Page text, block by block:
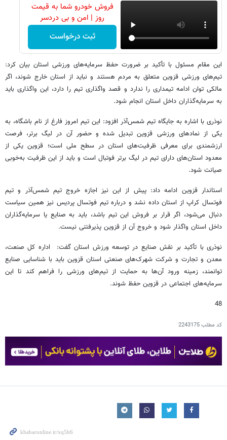
فروش خودرو شما به قیمت
روز | امن و بی دردسر
ثبت درخواست
این مقام مسئول با تأکید بر ضرورت حفظ سرمایه‌های ورزشی استان بیان کرد:
تیم‌های ورزشی قزوین متعلق به مردم هستند و نباید از استان خارج شوند، اگر
مالکی توان ادامه تیمداری را ندارد و قصد واگذاری تیم را دارد، این واگذاری باید
به سرمایه‌گذاران داخل استان انجام شود.
نوذری با اشاره به جایگاه تیم شمس‌آذر افزود: این تیم امروز فارغ از نام باشگاه، به
یکی از نمادهای ورزشی قزوین تبدیل شده و حضور آن در لیگ برتر، فرصت
ارزشمندی برای معرفی ظرفیت‌های استان در سطح ملی است؛ قزوین یکی از
معدود استان‌های دارای تیم در لیگ برتر فوتبال است و باید از این ظرفیت به‌خوبی
صیانت شود.
استاندار قزوین ادامه داد: پیش از این نیز اجازه خروج تیم شمس‌آذر و تیم
فوتسال کراپ از استان داده نشد و درباره تیم فوتسال پردیس نیز همین سیاست
دنبال می‌شود، اگر قرار بر فروش این تیم باشد، باید به صنایع یا سرمایه‌گذاران
داخل استان واگذار شود و خروج آن از قزوین پذیرفتنی نیست.
نوذری با تأکید بر نقش صنایع در توسعه ورزش استان گفت: اداره کل صنعت،
معدن و تجارت و شرکت شهرک‌های صنعتی استان قزوین باید با شناسایی صنایع
توانمند، زمینه ورود آن‌ها به حمایت از تیم‌های ورزشی را فراهم کند تا این
سرمایه‌های اجتماعی در قزوین حفظ شوند.
48
کد مطلب2243175